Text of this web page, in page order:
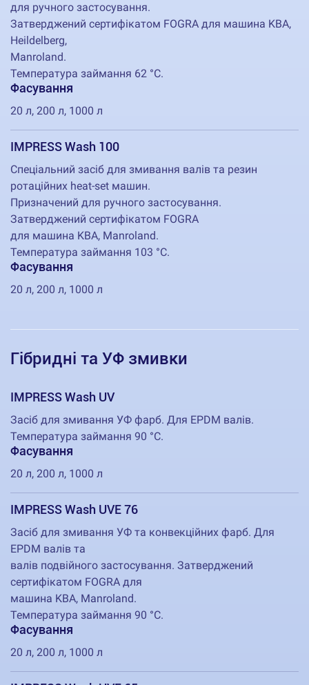
для ручного застосування.
Затверджений сертифікатом FOGRA для машина KBA,
Heildelberg,
Manroland.
Температура займання 62 °C.
Фасування
20 л, 200 л, 1000 л
IMPRESS Wash 100
Спеціальний засіб для змивання валів та резин
ротаційних heat-set машин.
Призначений для ручного застосування.
Затверджений сертифікатом FOGRA
для машина KBA, Manroland.
Температура займання 103 °C.
Фасування
20 л, 200 л, 1000 л
Гібридні та УФ змивки
IMPRESS Wash UV
Засіб для змивання УФ фарб. Для EPDM валів.
Температура займання 90 °C.
Фасування
20 л, 200 л, 1000 л
IMPRESS Wash UVE 76
Засіб для змивання УФ та конвекційних фарб. Для
EPDM валів та
валів подвійного застосування. Затверджений
сертифікатом FOGRA для
машина KBA, Manroland.
Температура займання 90 °C.
Фасування
20 л, 200 л, 1000 л